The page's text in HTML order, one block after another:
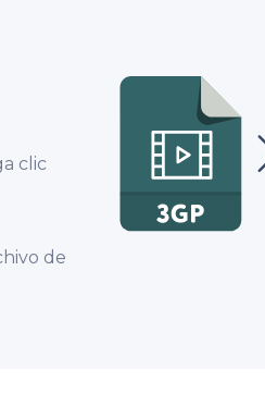
clic
de